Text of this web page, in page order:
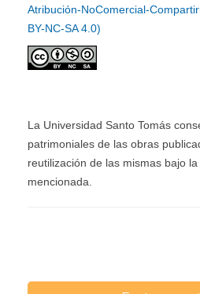
Atribución-NoComercial-
BY-NC-SA 4.0)
La Universidad Santo Tomás
patrimoniales de las obras
reutilización de las mismas bajo
mencionada.